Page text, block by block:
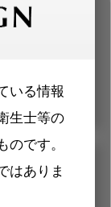
いる情報
生士等の
のです。
はありま
ます。